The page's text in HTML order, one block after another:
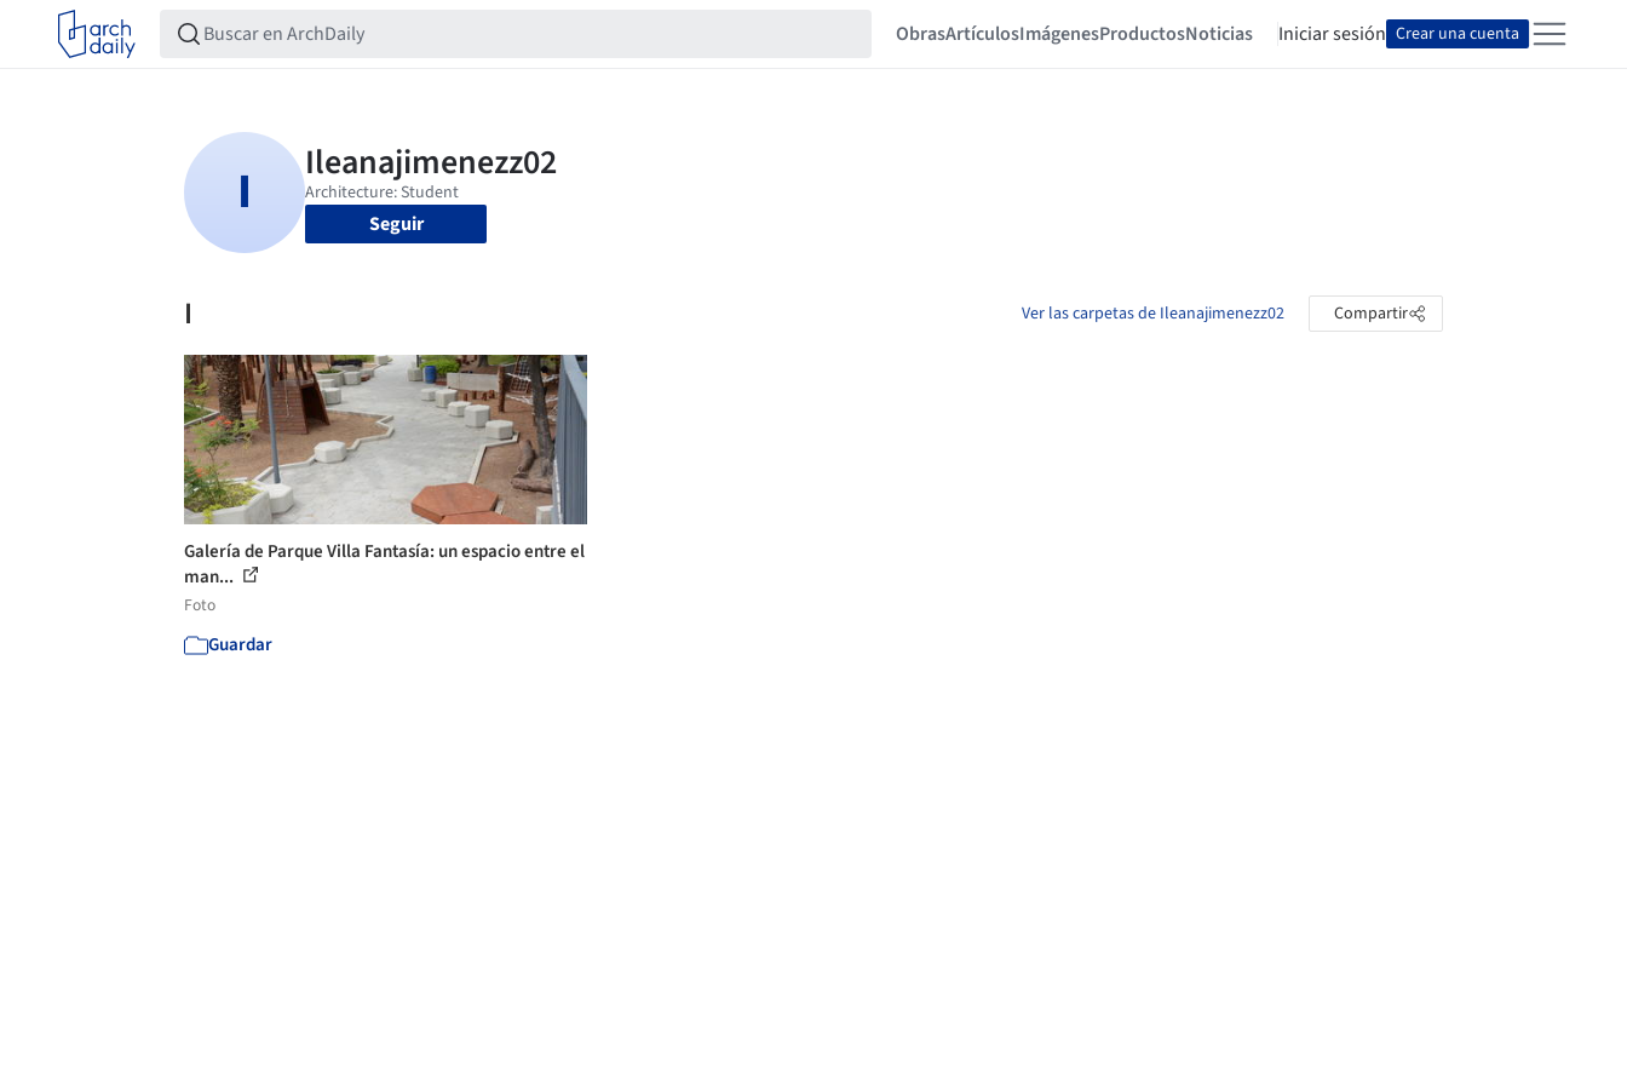
ObrasArtículosImágenesProductosNoticias Iniciar sesión Crear una cuenta
Seguir
I Ver las carpetas de Ileanajimenezz02 Compartir
Galería de Parque Villa Fantasía: un espacio entre el
man...
Foto
Guardar